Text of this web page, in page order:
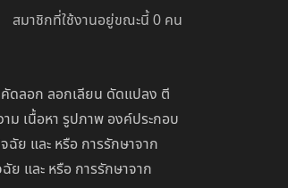
สมาชิกที่ใช้งานอยู่ขณะนี้ 0 คน
คัดลอก ลอกเลียน ดัดแปลง ตี
เนื้อหา รูปภาพ องค์ประกอบ
ย และ หรือ การรักษาจาก
ย และ หรือ การรักษาจาก